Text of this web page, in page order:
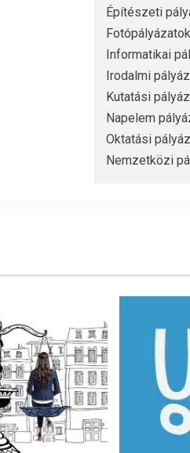
Építészeti
Fotópályázatok
Informatikai
Irodalmi
Kutatási
Napelem
Oktatási
Nemzetközi